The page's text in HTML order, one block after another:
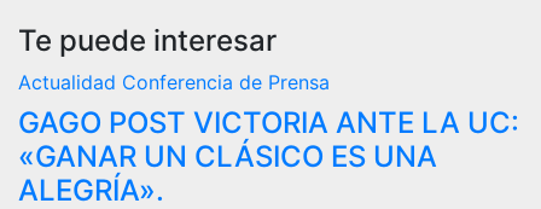
Te puede interesar
Actualidad Conferencia de Prensa
GAGO POST VICTORIA ANTE LA UC:
«GANAR UN CLÁSICO ES UNA
ALEGRÍA».